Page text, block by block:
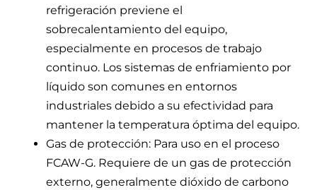
refrigeración previene el
sobrecalentamiento del equipo,
especialmente en procesos de trabajo
continuo. Los sistemas de enfriamiento por
líquido son comunes en entornos
industriales debido a su efectividad para
mantener la temperatura óptima del equipo.
Gas de protección: Para uso en el proceso
FCAW-G. Requiere de un gas de protección
externo, generalmente dióxido de carbono